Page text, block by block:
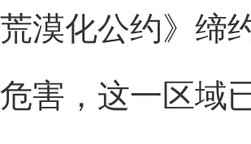
荒漠化公约》缔
危害，这一区域